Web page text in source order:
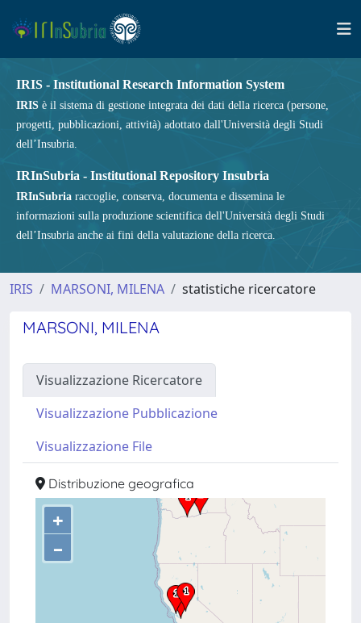
IRIS - Institutional Research Information System
IRIS è il sistema di gestione integrata dei dati della ricerca (persone,
progetti, pubblicazioni, attività) adottato dall'Università degli Studi
dell’Insubria.
IRInSubria - Institutional Repository Insubria
IRInSubria raccoglie, conserva, documenta e dissemina le
informazioni sulla produzione scientifica dell'Università degli Studi
dell’Insubria anche ai fini della valutazione della ricerca.
IRIS MARSONI, MILENA statistiche ricercatore
MARSONI, MILENA
Visualizzazione Ricercatore
Visualizzazione Pubblicazione
Visualizzazione File
Distribuzione geografica
+
–